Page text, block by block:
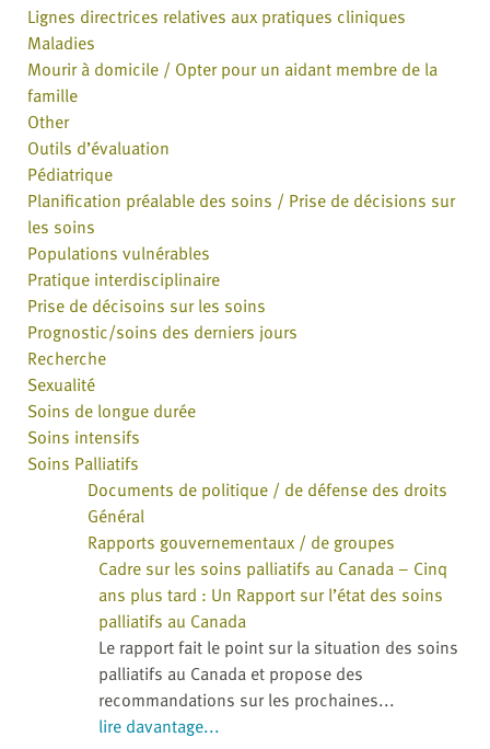
Lignes directrices relatives aux pratiques cliniques
Maladies
Mourir à domicile / Opter pour un aidant membre de la
famille
Other
Outils d’évaluation
Pédiatrique
Planification préalable des soins / Prise de décisions sur
les soins
Populations vulnérables
Pratique interdisciplinaire
Prise de décisoins sur les soins
Prognostic/soins des derniers jours
Recherche
Sexualité
Soins de longue durée
Soins intensifs
Soins Palliatifs
Documents de politique / de défense des droits
Général
Rapports gouvernementaux / de groupes
Cadre sur les soins palliatifs au Canada – Cinq
ans plus tard : Un Rapport sur l’état des soins
palliatifs au Canada
Le rapport fait le point sur la situation des soins
palliatifs au Canada et propose des
recommandations sur les prochaines...
lire davantage...